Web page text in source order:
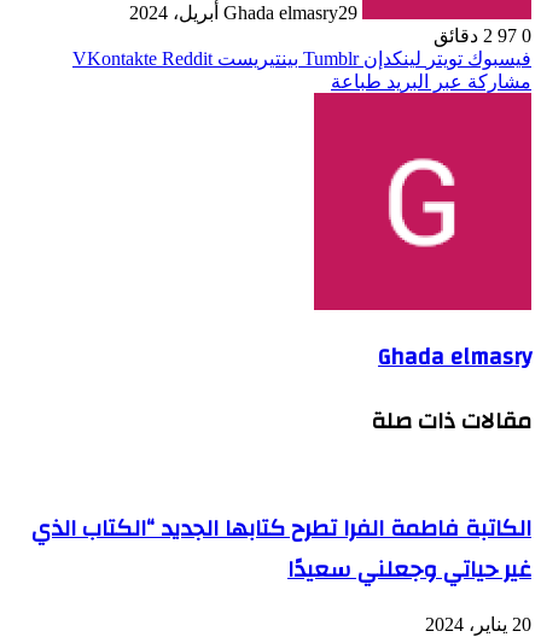
Ghada elmasry29 أبريل، 2024
0
2 دقائق
فيسبوك تويتر لينكدإن بينتيريست
مشاركة عبر البريد طباعة
Ghada elmasry
مقالات ذات صلة
الكاتبة فاطمة الفرا تطرح كتابها الجديد “الكتاب الذي
غير حياتي وجعلني سعيدًا
20 يناير، 2024